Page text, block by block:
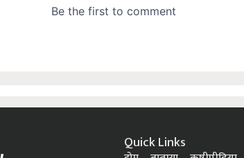
Quick Links
होम बातम्या कृषीपीडिया